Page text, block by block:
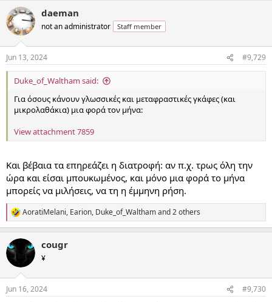
c
t
i
s
:
daeman
not an administrator Staff member
Jun 13, 2024 #9,729
Duke_of_Waltham said:
Για όσους κάνουν γλωσσικές και μεταφραστικές γκάφες (και
μικρολαθάκια) μια φορά τον μήνα:
View attachment 7859
Και βέβαια τα επηρεάζει η διατροφή: αν π.χ. τρως όλη την
ώρα και είσαι μπουκωμένος, και μόνο μια φορά το μήνα
μπορείς να μιλήσεις, να τη η έμμηνη ρήση.
R
e
c
t
i
s
AoratiMelani, Earion, Duke_of_Walthamand 2 others
cougr
¥
Jun 16, 2024 #9,730